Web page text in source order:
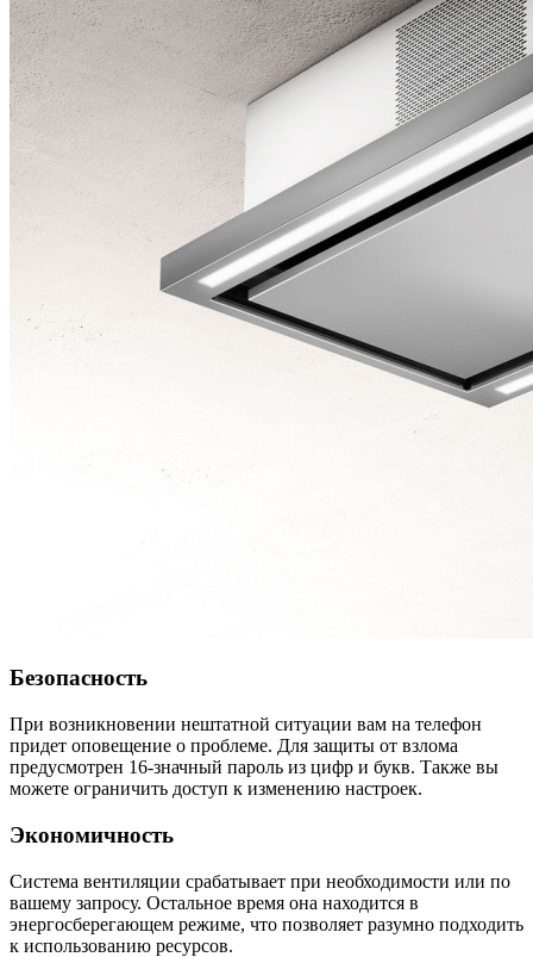
Безопасность
При возникновении нештатной ситуации вам на телефон
придет оповещение о проблеме. Для защиты от взлома
предусмотрен 16-значный пароль из цифр и букв. Также вы
можете ограничить доступ к изменению настроек.
Экономичность
Система вентиляции срабатывает при необходимости или по
вашему запросу. Остальное время она находится в
энергосберегающем режиме, что позволяет разумно подходить
к использованию ресурсов.